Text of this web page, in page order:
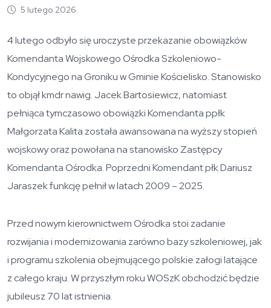
5 lutego 2026
4 lutego odbyło się uroczyste przekazanie obowiązków
Komendanta Wojskowego Ośrodka Szkoleniowo-
Kondycyjnego na Groniku w Gminie Kościelisko. Stanowisko
to objął kmdr nawig. Jacek Bartosiewicz, natomiast
pełniąca tymczasowo obowiązki Komendanta ppłk
Małgorzata Kalita została awansowana na wyższy stopień
wojskowy oraz powołana na stanowisko Zastępcy
Komendanta Ośrodka. Poprzedni Komendant płk Dariusz
Jaraszek funkcję pełnił w latach 2009 – 2025.
Przed nowym kierownictwem Ośrodka stoi zadanie
rozwijania i modernizowania zarówno bazy szkoleniowej, jak
i programu szkolenia obejmującego polskie załogi latające
z całego kraju. W przyszłym roku WOSzK obchodzić będzie
jubileusz 70 lat istnienia.